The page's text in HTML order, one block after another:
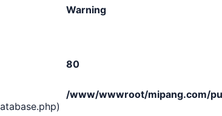
Warning
80
/www/wwwroot/mipang.com/